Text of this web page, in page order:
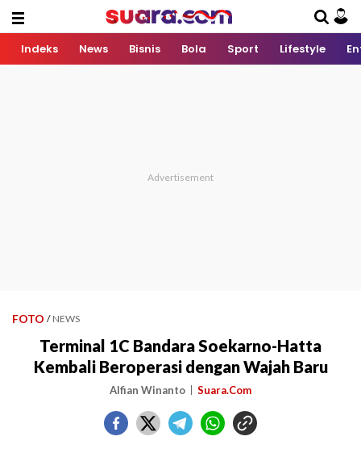
Indeks News Bisnis Bola Sport Lifestyle
FOTO / NEWS
Terminal 1C Bandara Soekarno-Hatta
Kembali Beroperasi dengan Wajah Baru
Alfian Winanto Suara.Com